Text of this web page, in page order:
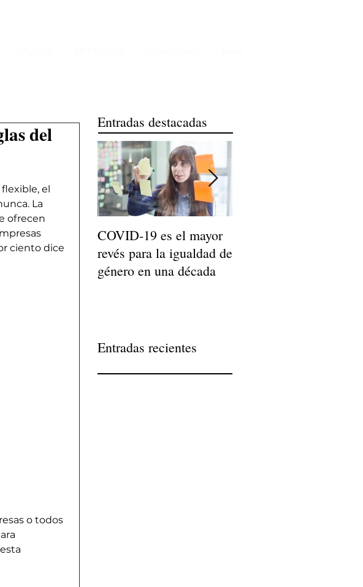
del
el
La
ofrecen
ciento dice
o todos
Entradas destacadas
COVID-19 es el mayor
revés para la igualdad de
género en una década
Entradas recientes